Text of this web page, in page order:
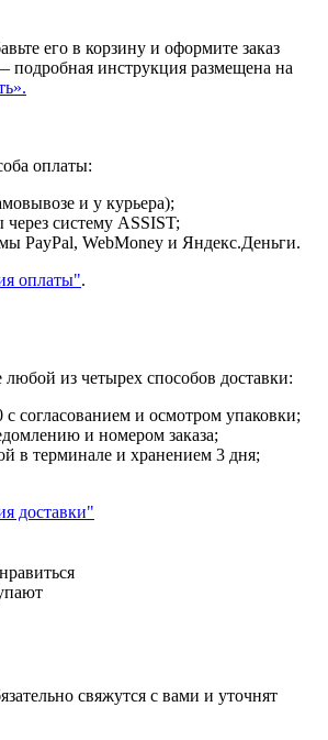
его в корзину и оформите заказ
инструкция размещена на
оплаты:
и у курьера);
через систему ASSIST;
PayPal, WebMoney и Яндекс.Деньги.
оплаты".
любой из четырех способов доставки:
с согласованием и осмотром упаковки;
и номером заказа;
в терминале и хранением 3 дня;
доставки"
свяжутся с вами и уточнят